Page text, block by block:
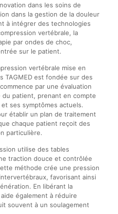
dans les soins de
dans la gestion de la douleur
à intégrer des technologies
vertébrale, la
par ondes de choc,
sur le patient.
vertébrale mise en
TAGMED est fondée sur des
par une évaluation
du patient, prenant en compte
ses symptômes actuels.
établir un plan de traitement
chaque patient reçoit des
particulière.
utilise des tables
traction douce et contrôlée
méthode crée une pression
favorisant ainsi
En libérant la
également à réduire
souvent à un soulagement